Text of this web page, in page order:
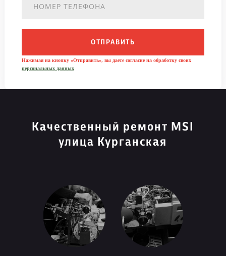
ОТПРАВИТЬ
Нажимая на кнопку «Отправить», вы даете согласие на обработку своих
персональных данных
Качественный ремонт MSI
улица Курганская